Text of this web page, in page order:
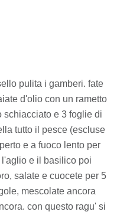
pulita i gamberi. fate
d'olio con un rametto
schiacciato e 3 foglie di
tutto il pesce (escluse
e a fuoco lento per
e il basilico poi
salate e cuocete per 5
mescolate ancora
con questo ragu' si